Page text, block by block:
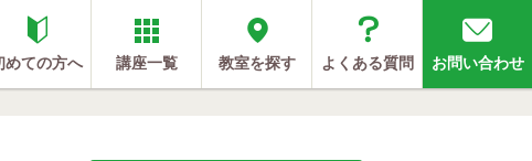
めての方へ 講座一覧 教室を探す よくある質問 お問い合わせ